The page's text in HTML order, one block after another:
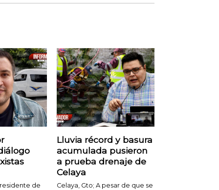
de
Lluvia récord y basura
acumulada pusieron
a prueba drenaje de
Celaya
Celaya, Gto; A pesar de que se